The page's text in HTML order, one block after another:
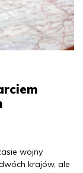
wojny
krajów, ale